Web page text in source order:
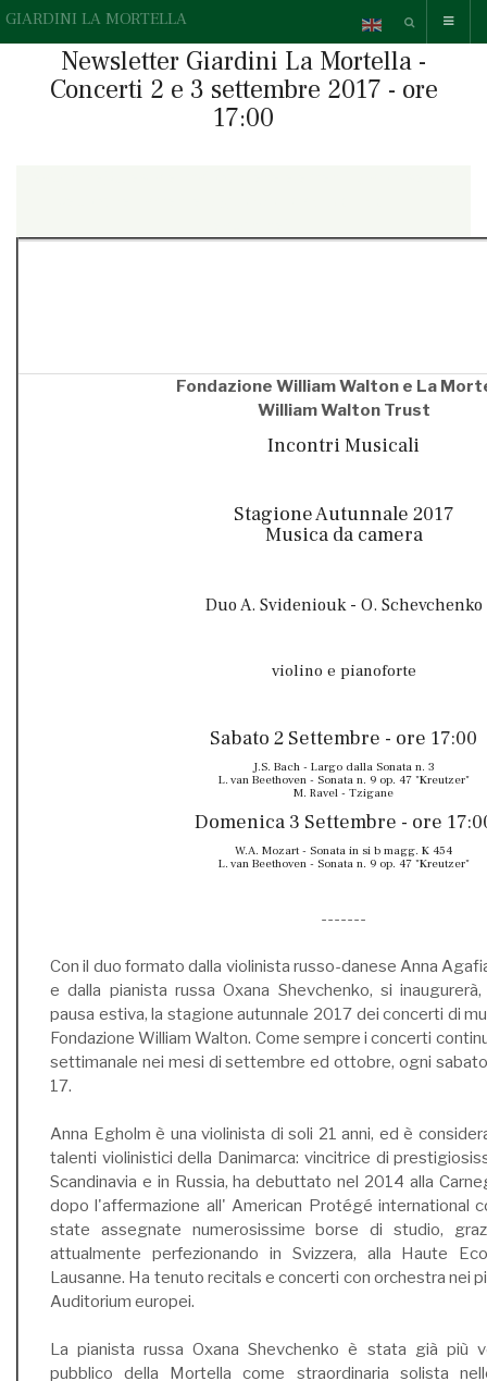
GIARDINI LA MORTELLA
Newsletter Giardini La Mortella -
Concerti 2 e 3 settembre 2017 - ore
17:00
Fondazione William Walton e La
William Walton Trust
Incontri Musicali
Stagione Autunnale 2017
Musica da camera
Duo A. Svideniouk - O. Schevchenko
violino e pianoforte
Sabato 2 Settembre - ore 17:00
J.S. Bach - Largo dalla Sonata n. 3
L. van Beethoven - Sonata n. 9 op. 47 "Kreutzer"
M. Ravel - Tzigane
Domenica 3 Settembre - ore
W.A. Mozart - Sonata in si b magg. K 454
L. van Beethoven - Sonata n. 9 op. 47 "Kreutzer"
-------
Con il duo formato dalla violinista russo-danese Anna
e dalla pianista russa Oxana Shevchenko, si
pausa estiva, la stagione autunnale 2017 dei concerti di
Fondazione William Walton. Come sempre i concerti
settimanale nei mesi di settembre ed ottobre, ogni
17.
Anna Egholm è una violinista di soli 21 anni, ed è
talenti violinistici della Danimarca: vincitrice di
Scandinavia e in Russia, ha debuttato nel 2014 alla
dopo l'affermazione all' American Protégé international
state assegnate numerosissime borse di studio,
attualmente perfezionando in Svizzera, alla Haute
Lausanne. Ha tenuto recitals e concerti con orchestra nei
Auditorium europei.
La pianista russa Oxana Shevchenko è stata già più
pubblico della Mortella come straordinaria solista